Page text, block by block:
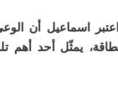
اسماعيل أن
يمثّل أحد أهم